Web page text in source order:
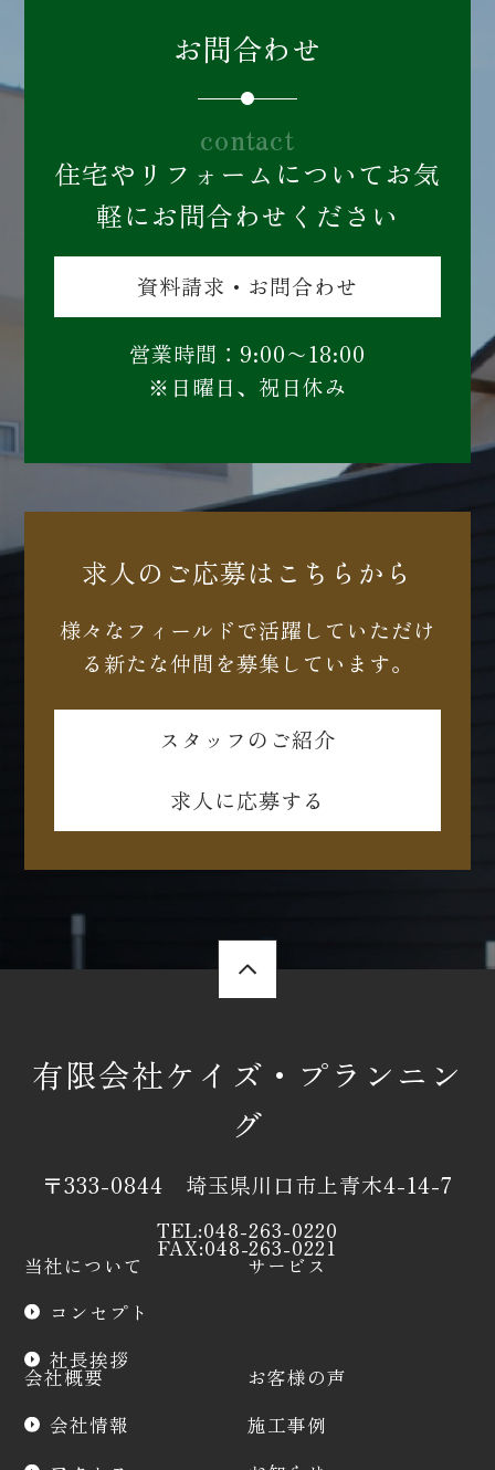
お問合わせ
contact
住宅やリフォームについてお気
軽にお問合わせください
資料請求・お問合わせ
営業時間：9:00〜18:00
※日曜日、祝日休み
求人のご応募はこちらから
様々なフィールドで活躍していただけ
る新たな仲間を募集しています。
スタッフのご紹介
求人に応募する
有限会社ケイズ・プランニン
グ
〒333-0844 埼玉県川口市上青木4-14-7
TEL:048-263-0220
FAX:048-263-0221
当社について
コンセプト
社長挨拶
サービス
会社概要
会社情報
お客様の声
施工事例